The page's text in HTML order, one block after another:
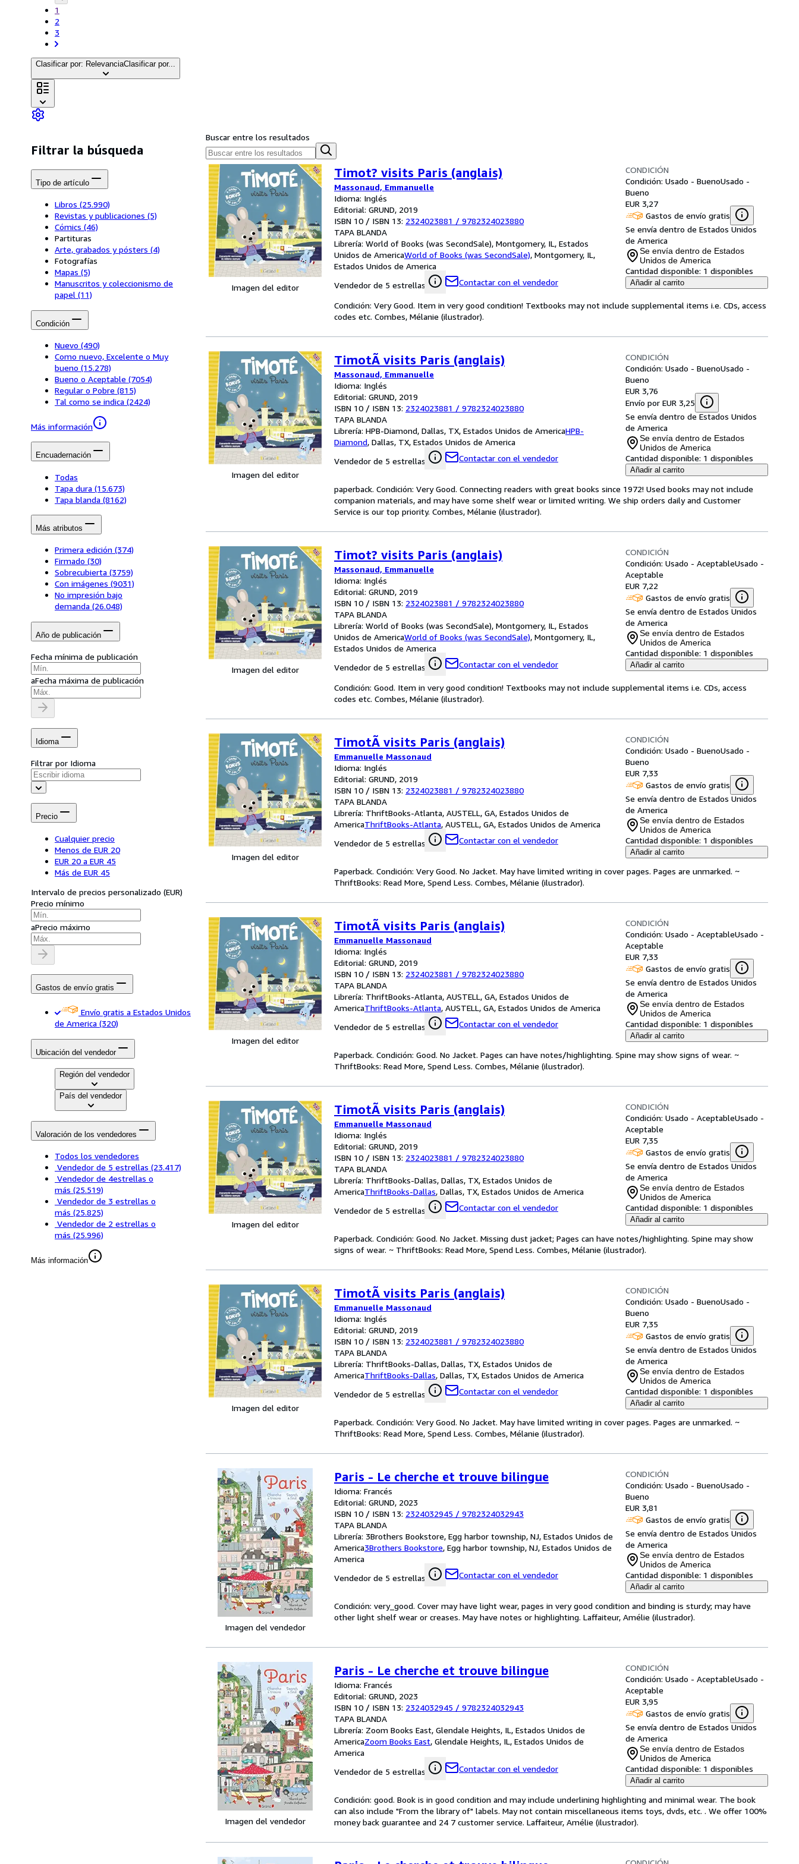
1
2
3
Clasificar por: RelevanciaClasificar por...
Filtrar la búsqueda
Tipo de artículo
Libros (25.990)
Revistas y publicaciones (5)
Cómics (46)
Partituras
Arte, grabados y pósters (4)
Fotografías
Mapas (5)
Manuscritos y coleccionismo de
papel (11)
Condición
Nuevo (490)
Como nuevo, Excelente o Muy
bueno (15.278)
Bueno o Aceptable (7054)
Regular o Pobre (815)
Tal como se indica (2424)
Más información
Encuadernación
Todas
Tapa dura (15.673)
Tapa blanda (8162)
Más atributos
Primera edición (374)
Firmado (30)
Sobrecubierta (3759)
Con imágenes (9031)
No impresión bajo
demanda (26.048)
Año de publicación
Fecha mínima de publicación
aFecha máxima de publicación
Idioma
Filtrar por Idioma
Precio
Cualquier precio
Menos de EUR 20
EUR 20 a EUR 45
Más de EUR 45
Intervalo de precios personalizado (EUR)
Precio mínimo
aPrecio máximo
Gastos de envío gratis
Envío gratis a Estados Unidos
de America (320)
Ubicación del vendedor
Región del vendedor
País del vendedor
Valoración de los vendedores
Todos los vendedores
Vendedor de 5 estrellas (23.417)
Vendedor de 4estrellas o
más (25.519)
Vendedor de 3 estrellas o
más (25.825)
Vendedor de 2 estrellas o
más (25.996)
Más información
Buscar entre los resultados
Imagen del editor
Timot? visits Paris (anglais)
Massonaud, Emmanuelle
Idioma: Inglés
Editorial: GRUND, 2019
ISBN 10 / ISBN 13: 2324023881 / 9782324023880
TAPA BLANDA
Librería: World of Books (was SecondSale), Montgomery, IL, Estados
Unidos de AmericaWorld of Books (was SecondSale), Montgomery, IL,
Estados Unidos de America
Vendedor de 5 estrellas
Contactar con el vendedor
CONDICIÓN
Condición: Usado - BuenoUsado -
Bueno
EUR 3,27
Gastos de envío gratis
Se envía dentro de Estados Unidos
de America
Se envía dentro de Estados
Unidos de America
Cantidad disponible: 1 disponibles
Añadir al carrito
Condición: Very Good. Item in very good condition! Textbooks may not include supplemental items i.e. CDs, access
codes etc. Combes, Mélanie (ilustrador).
Imagen del editor
TimotÃ visits Paris (anglais)
Massonaud, Emmanuelle
Idioma: Inglés
Editorial: GRUND, 2019
ISBN 10 / ISBN 13: 2324023881 / 9782324023880
TAPA BLANDA
Librería: HPB-Diamond, Dallas, TX, Estados Unidos de AmericaHPB-
Diamond, Dallas, TX, Estados Unidos de America
Vendedor de 5 estrellas
Contactar con el vendedor
CONDICIÓN
Condición: Usado - BuenoUsado -
Bueno
EUR 3,76
Envío por EUR 3,25
Se envía dentro de Estados Unidos
de America
Se envía dentro de Estados
Unidos de America
Cantidad disponible: 1 disponibles
Añadir al carrito
paperback. Condición: Very Good. Connecting readers with great books since 1972! Used books may not include
companion materials, and may have some shelf wear or limited writing. We ship orders daily and Customer
Service is our top priority. Combes, Mélanie (ilustrador).
Imagen del editor
Timot? visits Paris (anglais)
Massonaud, Emmanuelle
Idioma: Inglés
Editorial: GRUND, 2019
ISBN 10 / ISBN 13: 2324023881 / 9782324023880
TAPA BLANDA
Librería: World of Books (was SecondSale), Montgomery, IL, Estados
Unidos de AmericaWorld of Books (was SecondSale), Montgomery, IL,
Estados Unidos de America
Vendedor de 5 estrellas
Contactar con el vendedor
CONDICIÓN
Condición: Usado - AceptableUsado -
Aceptable
EUR 7,22
Gastos de envío gratis
Se envía dentro de Estados Unidos
de America
Se envía dentro de Estados
Unidos de America
Cantidad disponible: 1 disponibles
Añadir al carrito
Condición: Good. Item in very good condition! Textbooks may not include supplemental items i.e. CDs, access
codes etc. Combes, Mélanie (ilustrador).
Imagen del editor
TimotÃ visits Paris (anglais)
Emmanuelle Massonaud
Idioma: Inglés
Editorial: GRUND, 2019
ISBN 10 / ISBN 13: 2324023881 / 9782324023880
TAPA BLANDA
Librería: ThriftBooks-Atlanta, AUSTELL, GA, Estados Unidos de
AmericaThriftBooks-Atlanta, AUSTELL, GA, Estados Unidos de America
Vendedor de 5 estrellas
Contactar con el vendedor
CONDICIÓN
Condición: Usado - BuenoUsado -
Bueno
EUR 7,33
Gastos de envío gratis
Se envía dentro de Estados Unidos
de America
Se envía dentro de Estados
Unidos de America
Cantidad disponible: 1 disponibles
Añadir al carrito
Paperback. Condición: Very Good. No Jacket. May have limited writing in cover pages. Pages are unmarked. ~
ThriftBooks: Read More, Spend Less. Combes, Mélanie (ilustrador).
Imagen del editor
TimotÃ visits Paris (anglais)
Emmanuelle Massonaud
Idioma: Inglés
Editorial: GRUND, 2019
ISBN 10 / ISBN 13: 2324023881 / 9782324023880
TAPA BLANDA
Librería: ThriftBooks-Atlanta, AUSTELL, GA, Estados Unidos de
AmericaThriftBooks-Atlanta, AUSTELL, GA, Estados Unidos de America
Vendedor de 5 estrellas
Contactar con el vendedor
CONDICIÓN
Condición: Usado - AceptableUsado -
Aceptable
EUR 7,33
Gastos de envío gratis
Se envía dentro de Estados Unidos
de America
Se envía dentro de Estados
Unidos de America
Cantidad disponible: 1 disponibles
Añadir al carrito
Paperback. Condición: Good. No Jacket. Pages can have notes/highlighting. Spine may show signs of wear. ~
ThriftBooks: Read More, Spend Less. Combes, Mélanie (ilustrador).
Imagen del editor
TimotÃ visits Paris (anglais)
Emmanuelle Massonaud
Idioma: Inglés
Editorial: GRUND, 2019
ISBN 10 / ISBN 13: 2324023881 / 9782324023880
TAPA BLANDA
Librería: ThriftBooks-Dallas, Dallas, TX, Estados Unidos de
AmericaThriftBooks-Dallas, Dallas, TX, Estados Unidos de America
Vendedor de 5 estrellas
Contactar con el vendedor
CONDICIÓN
Condición: Usado - AceptableUsado -
Aceptable
EUR 7,35
Gastos de envío gratis
Se envía dentro de Estados Unidos
de America
Se envía dentro de Estados
Unidos de America
Cantidad disponible: 1 disponibles
Añadir al carrito
Paperback. Condición: Good. No Jacket. Missing dust jacket; Pages can have notes/highlighting. Spine may show
signs of wear. ~ ThriftBooks: Read More, Spend Less. Combes, Mélanie (ilustrador).
Imagen del editor
TimotÃ visits Paris (anglais)
Emmanuelle Massonaud
Idioma: Inglés
Editorial: GRUND, 2019
ISBN 10 / ISBN 13: 2324023881 / 9782324023880
TAPA BLANDA
Librería: ThriftBooks-Dallas, Dallas, TX, Estados Unidos de
AmericaThriftBooks-Dallas, Dallas, TX, Estados Unidos de America
Vendedor de 5 estrellas
Contactar con el vendedor
CONDICIÓN
Condición: Usado - BuenoUsado -
Bueno
EUR 7,35
Gastos de envío gratis
Se envía dentro de Estados Unidos
de America
Se envía dentro de Estados
Unidos de America
Cantidad disponible: 1 disponibles
Añadir al carrito
Paperback. Condición: Very Good. No Jacket. May have limited writing in cover pages. Pages are unmarked. ~
ThriftBooks: Read More, Spend Less. Combes, Mélanie (ilustrador).
Imagen del vendedor
Paris - Le cherche et trouve bilingue
Idioma: Francés
Editorial: GRUND, 2023
ISBN 10 / ISBN 13: 2324032945 / 9782324032943
TAPA BLANDA
Librería: 3Brothers Bookstore, Egg harbor township, NJ, Estados Unidos de
America3Brothers Bookstore, Egg harbor township, NJ, Estados Unidos de
America
Vendedor de 5 estrellas
Contactar con el vendedor
CONDICIÓN
Condición: Usado - BuenoUsado -
Bueno
EUR 3,81
Gastos de envío gratis
Se envía dentro de Estados Unidos
de America
Se envía dentro de Estados
Unidos de America
Cantidad disponible: 1 disponibles
Añadir al carrito
Condición: very_good. Cover may have light wear, pages in very good condition and binding is sturdy; may have
other light shelf wear or creases. May have notes or highlighting. Laffaiteur, Amélie (ilustrador).
Imagen del vendedor
Paris - Le cherche et trouve bilingue
Idioma: Francés
Editorial: GRUND, 2023
ISBN 10 / ISBN 13: 2324032945 / 9782324032943
TAPA BLANDA
Librería: Zoom Books East, Glendale Heights, IL, Estados Unidos de
AmericaZoom Books East, Glendale Heights, IL, Estados Unidos de
America
Vendedor de 5 estrellas
Contactar con el vendedor
CONDICIÓN
Condición: Usado - AceptableUsado -
Aceptable
EUR 3,95
Gastos de envío gratis
Se envía dentro de Estados Unidos
de America
Se envía dentro de Estados
Unidos de America
Cantidad disponible: 1 disponibles
Añadir al carrito
Condición: good. Book is in good condition and may include underlining highlighting and minimal wear. The book
can also include "From the library of" labels. May not contain miscellaneous items toys, dvds, etc. . We offer 100%
money back guarantee and 24 7 customer service. Laffaiteur, Amélie (ilustrador).